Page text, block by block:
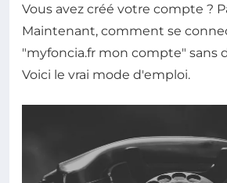
Vous avez créé votre compte ?
Maintenant, comment se
"myfoncia.fr mon compte" sans
Voici le vrai mode d'emploi.